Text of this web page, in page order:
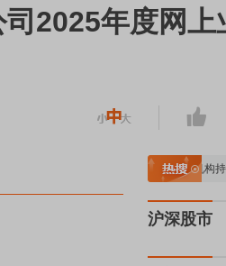
2025年度网
A股估值分析全览 重要机构持
沪深股市